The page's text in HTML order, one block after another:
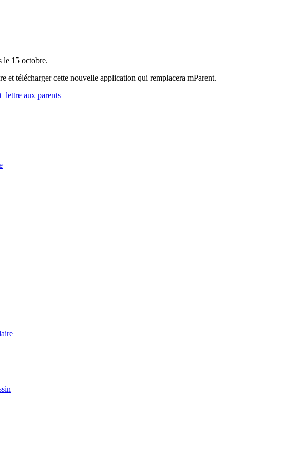
le 15 octobre.
et télécharger cette nouvelle application qui remplacera mParent.
aux parents